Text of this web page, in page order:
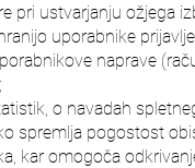
pri ustvarjanju ožjega
uporabnike
naprave
o navadah
spremlja pogostost
kar omogoča